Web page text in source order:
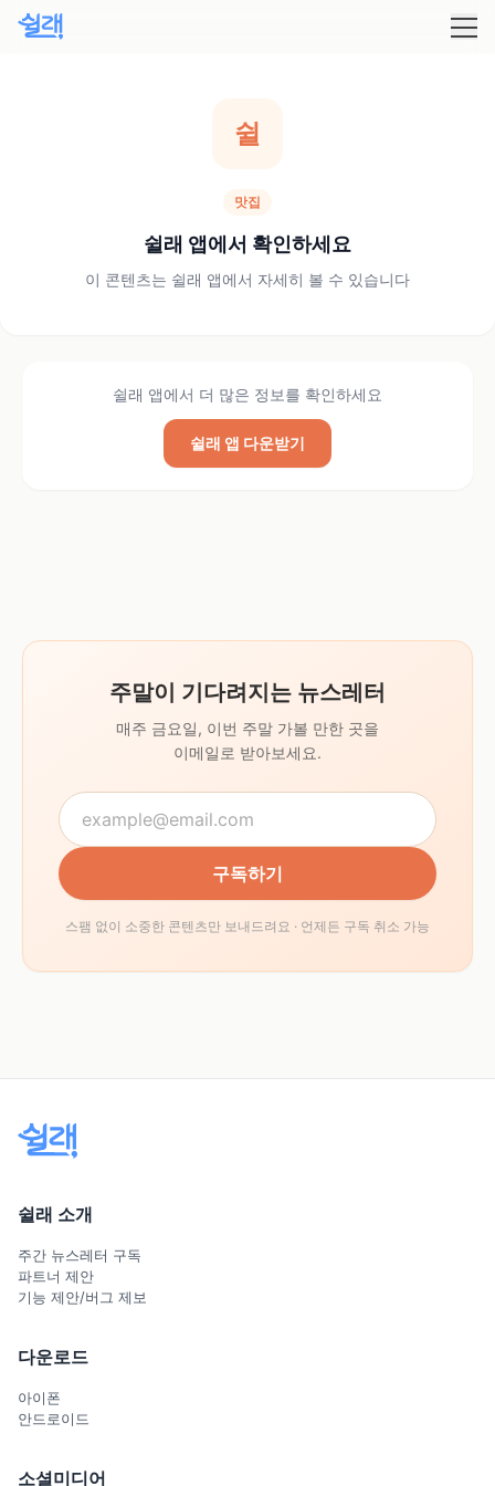
쉴
맛집
쉴래 앱에서 확인하세요
이 콘텐츠는 쉴래 앱에서 자세히 볼 수 있습니다
쉴래 앱에서 더 많은 정보를 확인하세요
쉴래 앱 다운받기
주말이 기다려지는 뉴스레터
매주 금요일, 이번 주말 가볼 만한 곳을
이메일로 받아보세요.
구독하기
스팸 없이 소중한 콘텐츠만 보내드려요 · 언제든 구독 취소 가능
쉴래 소개
주간 뉴스레터 구독
파트너 제안
기능 제안/버그 제보
다운로드
아이폰
안드로이드
소셜미디어